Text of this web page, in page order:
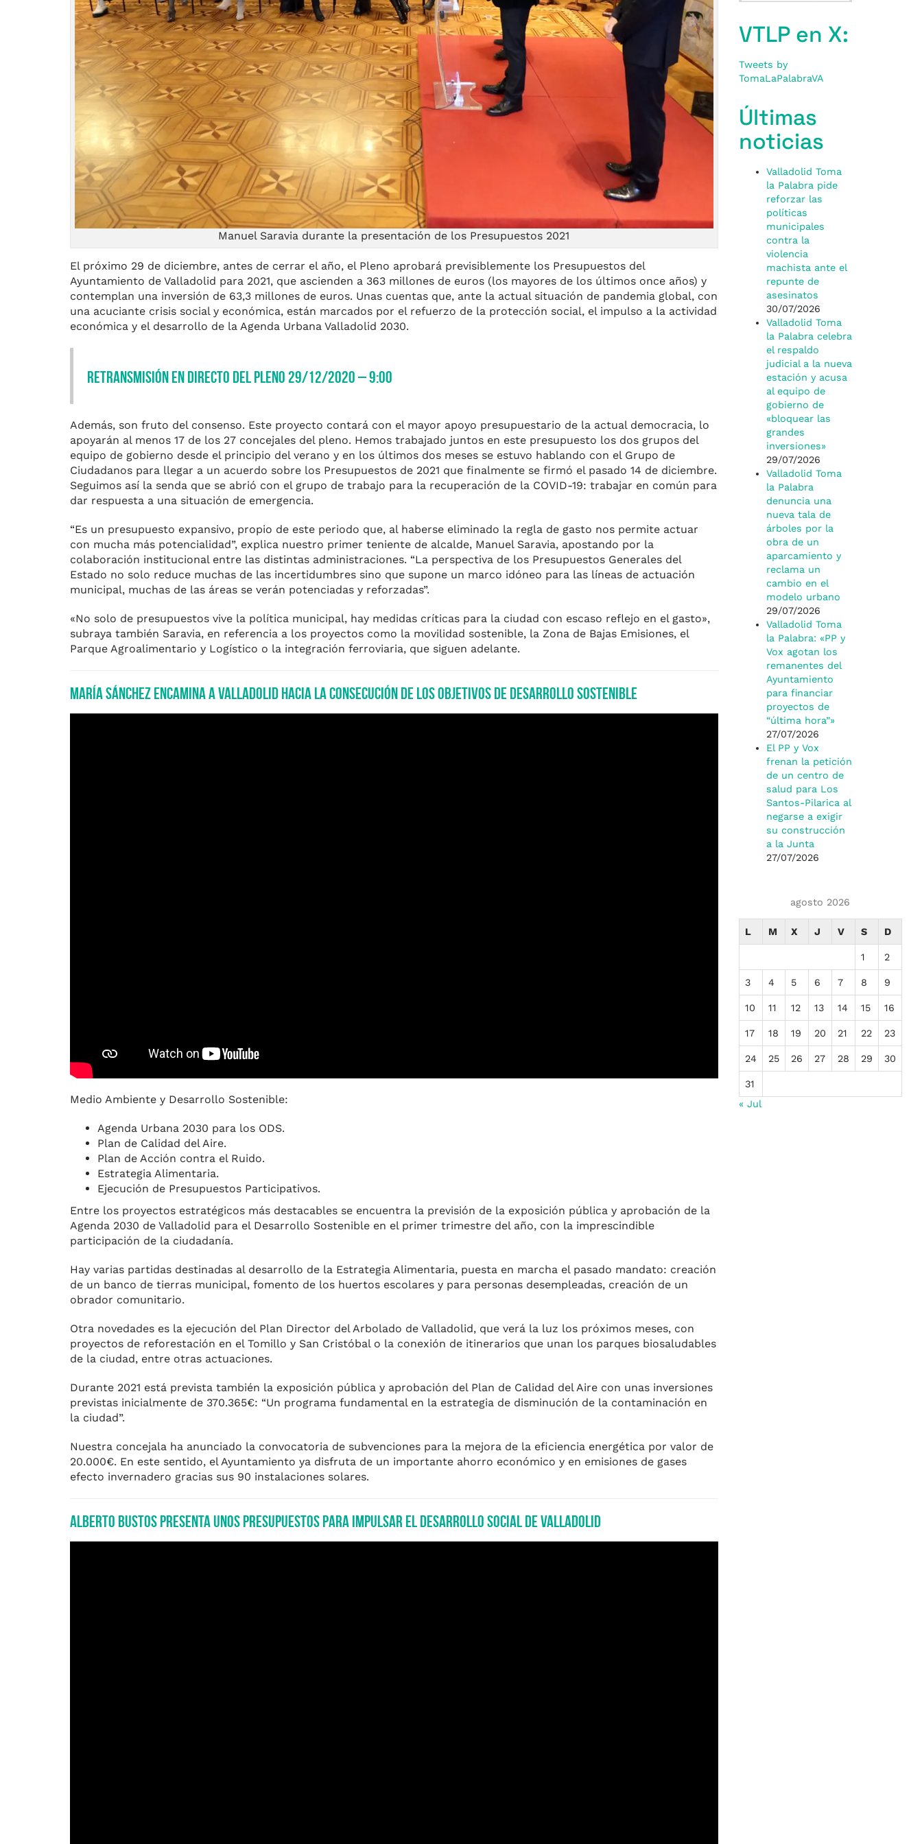
Manuel Saravia durante la presentación de los Presupuestos 2021
El próximo 29 de diciembre, antes de cerrar el año, el Pleno aprobará previsiblemente los Presupuestos del
Ayuntamiento de Valladolid para 2021, que ascienden a 363 millones de euros (los mayores de los últimos once años) y
contemplan una inversión de 63,3 millones de euros. Unas cuentas que, ante la actual situación de pandemia global, con
una acuciante crisis social y económica, están marcados por el refuerzo de la protección social, el impulso a la actividad
económica y el desarrollo de la Agenda Urbana Valladolid 2030.
Retransmisión en directo del Pleno 29/12/2020 – 9:00
Además, son fruto del consenso. Este proyecto contará con el mayor apoyo presupuestario de la actual democracia, lo
apoyarán al menos 17 de los 27 concejales del pleno. Hemos trabajado juntos en este presupuesto los dos grupos del
equipo de gobierno desde el principio del verano y en los últimos dos meses se estuvo hablando con el Grupo de
Ciudadanos para llegar a un acuerdo sobre los Presupuestos de 2021 que finalmente se firmó el pasado 14 de diciembre.
Seguimos así la senda que se abrió con el grupo de trabajo para la recuperación de la COVID-19: trabajar en común para
dar respuesta a una situación de emergencia.
“Es un presupuesto expansivo, propio de este periodo que, al haberse eliminado la regla de gasto nos permite actuar
con mucha más potencialidad”, explica nuestro primer teniente de alcalde, Manuel Saravia, apostando por la
colaboración institucional entre las distintas administraciones. “La perspectiva de los Presupuestos Generales del
Estado no solo reduce muchas de las incertidumbres sino que supone un marco idóneo para las líneas de actuación
municipal, muchas de las áreas se verán potenciadas y reforzadas”.
«No solo de presupuestos vive la política municipal, hay medidas críticas para la ciudad con escaso reflejo en el gasto»,
subraya también Saravia, en referencia a los proyectos como la movilidad sostenible, la Zona de Bajas Emisiones, el
Parque Agroalimentario y Logístico o la integración ferroviaria, que siguen adelante.
María Sánchez encamina a Valladolid hacia la consecución de los Objetivos de Desarrollo Sostenible
Medio Ambiente y Desarrollo Sostenible:
Agenda Urbana 2030 para los ODS.
Plan de Calidad del Aire.
Plan de Acción contra el Ruido.
Estrategia Alimentaria.
Ejecución de Presupuestos Participativos.
Entre los proyectos estratégicos más destacables se encuentra la previsión de la exposición pública y aprobación de la
Agenda 2030 de Valladolid para el Desarrollo Sostenible en el primer trimestre del año, con la imprescindible
participación de la ciudadanía.
Hay varias partidas destinadas al desarrollo de la Estrategia Alimentaria, puesta en marcha el pasado mandato: creación
de un banco de tierras municipal, fomento de los huertos escolares y para personas desempleadas, creación de un
obrador comunitario.
Otra novedades es la ejecución del Plan Director del Arbolado de Valladolid, que verá la luz los próximos meses, con
proyectos de reforestación en el Tomillo y San Cristóbal o la conexión de itinerarios que unan los parques biosaludables
de la ciudad, entre otras actuaciones.
Durante 2021 está prevista también la exposición pública y aprobación del Plan de Calidad del Aire con unas inversiones
previstas inicialmente de 370.365€: “Un programa fundamental en la estrategia de disminución de la contaminación en
la ciudad”.
Nuestra concejala ha anunciado la convocatoria de subvenciones para la mejora de la eficiencia energética por valor de
20.000€. En este sentido, el Ayuntamiento ya disfruta de un importante ahorro económico y en emisiones de gases
efecto invernadero gracias sus 90 instalaciones solares.
Alberto Bustos presenta unos presupuestos para impulsar el desarrollo social de Valladolid
VTLP en X:
Tweets by
TomaLaPalabraVA
Últimas
noticias
Valladolid Toma
la Palabra pide
reforzar las
políticas
municipales
contra la
violencia
machista ante el
repunte de
asesinatos
30/07/2026
Valladolid Toma
la Palabra celebra
el respaldo
judicial a la nueva
estación y acusa
al equipo de
gobierno de
«bloquear las
grandes
inversiones»
29/07/2026
Valladolid Toma
la Palabra
denuncia una
nueva tala de
árboles por la
obra de un
aparcamiento y
reclama un
cambio en el
modelo urbano
29/07/2026
Valladolid Toma
la Palabra: «PP y
Vox agotan los
remanentes del
Ayuntamiento
para financiar
proyectos de
“última hora”»
27/07/2026
El PP y Vox
frenan la petición
de un centro de
salud para Los
Santos-Pilarica al
negarse a exigir
su construcción
a la Junta
27/07/2026
agosto 2026
L M X J V S D
1 2
3 4 5 6 7 8 9
10 11 12 13 14 15 16
17 18 19 20 21 22 23
24 25 26 27 28 29 30
31
« Jul